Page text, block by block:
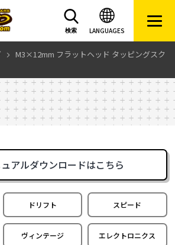
LANGUAGES
検索
M3×12mm フラットヘッド タッピングスク
アルダウンロードはこちら
ドリフト スピード
ヴィンテージ エレクトロニクス